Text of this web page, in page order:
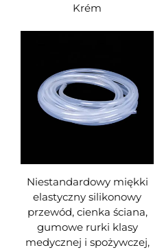
Krém
Niestandardowy miękki
elastyczny silikonowy
przewód, cienka ściana,
gumowe rurki klasy
medycznej i spożywczej,